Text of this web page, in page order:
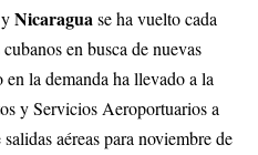
yNicaraguase ha vuelto cada
en busca de nuevas
la demanda ha llevado a la
y Servicios Aeroportuarios a
aéreas para noviembre de